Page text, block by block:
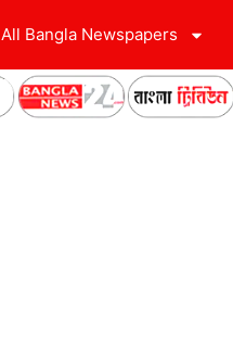
All Bangla Newspapers